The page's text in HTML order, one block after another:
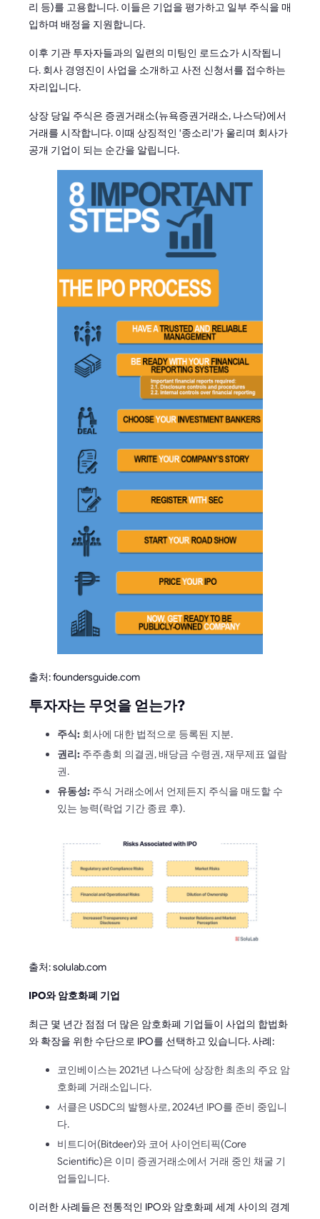
리 등)를 고용합니다. 이들은 기업을 평가하고 일부 주식을 매
입하며 배정을 지원합니다.
이후 기관 투자자들과의 일련의 미팅인 로드쇼가 시작됩니
다. 회사 경영진이 사업을 소개하고 사전 신청서를 접수하는
자리입니다.
상장 당일 주식은 증권거래소(뉴욕증권거래소, 나스닥)에서
거래를 시작합니다. 이때 상징적인 '종소리'가 울리며 회사가
공개 기업이 되는 순간을 알립니다.
출처: foundersguide.com
투자자는 무엇을 얻는가?
주식: 회사에 대한 법적으로 등록된 지분.
권리: 주주총회 의결권, 배당금 수령권, 재무제표 열람
권.
유동성: 주식 거래소에서 언제든지 주식을 매도할 수
있는 능력(락업 기간 종료 후).
출처: solulab.com
IPO와 암호화폐 기업
최근 몇 년간 점점 더 많은 암호화폐 기업들이 사업의 합법화
와 확장을 위한 수단으로 IPO를 선택하고 있습니다. 사례:
코인베이스는 2021년 나스닥에 상장한 최초의 주요 암
호화폐 거래소입니다.
서클은 USDC의 발행사로, 2024년 IPO를 준비 중입니
다.
비트디어(Bitdeer)와 코어 사이언티픽(Core
Scientific)은 이미 증권거래소에서 거래 중인 채굴 기
업들입니다.
이러한 사례들은 전통적인 IPO와 암호화폐 세계 사이의 경계